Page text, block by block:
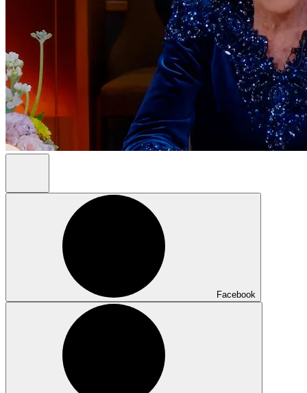
Facebook